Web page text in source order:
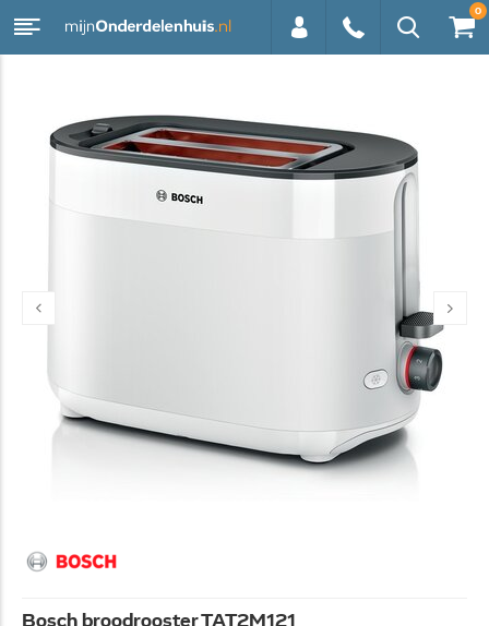
250628
0
Bosch broodrooster TAT2M121